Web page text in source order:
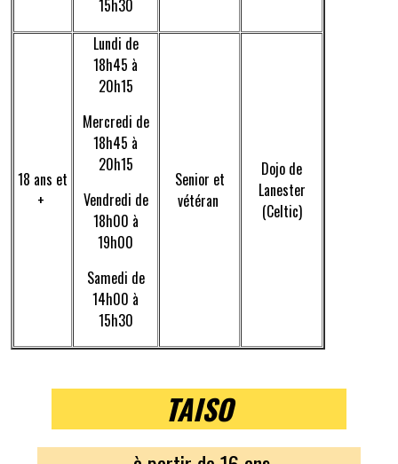
15h30
18 ans et
+
Lundi de
18h45 à
20h15
Mercredi de
18h45 à
20h15
Vendredi de
18h00 à
19h00
Samedi de
14h00 à
15h30
Senior et
vétéran
Dojo de
Lanester
(Celtic)
TAISO